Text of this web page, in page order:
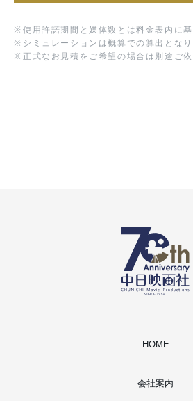
※ 使用許諾期間と媒体数とは料金表内に
※ シミュレーションは概算での算出となり
※ 正式なお見積をご希望の場合は別途ご依
HOME
会社案内